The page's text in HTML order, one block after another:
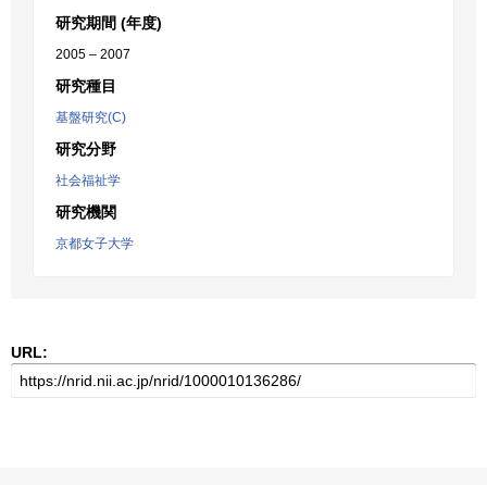
研究期間 (年度)
2005 – 2007
研究種目
基盤研究(C)
研究分野
社会福祉学
研究機関
京都女子大学
URL: